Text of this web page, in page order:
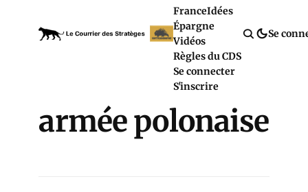
FranceIdées
Épargne
Vidéos
Règles du CDS
Se connecter
S'inscrire
Se
armée polonaise